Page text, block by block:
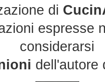
di
espresse
considerarsi
dell'autore